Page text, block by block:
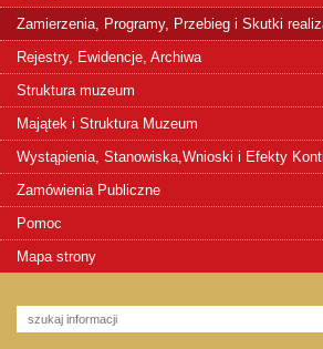
Zamierzenia, Programy, Przebieg i Skutki
Rejestry, Ewidencje, Archiwa
Struktura muzeum
Majątek i Struktura Muzeum
Wystąpienia, Stanowiska,Wnioski i Efekty
Zamówienia Publiczne
Pomoc
Mapa strony